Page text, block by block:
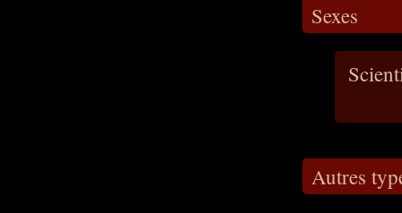
Sexes
Autres